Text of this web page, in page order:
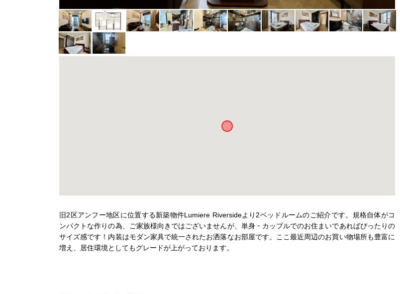
旧2区アンフー地区に位置する新築物件Lumiere Riversideより2ベッドルームのご紹介です。規格自体がコ
ンパクトな作りの為、ご家族様向きではございませんが、単身・カップルでのお住まいであればぴったりの
サイズ感です！内装はモダン家具で統一されたお洒落なお部屋です。ここ最近周辺のお買い物場所も豊富に
増え、居住環境としてもグレードが上がっております。